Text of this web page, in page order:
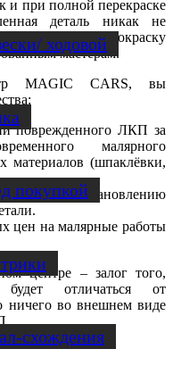
ходовой
покупкой
схождения
и при полной перекраске
деталь никак не
поручив покраску
мастерам.
MAGIC CARS, вы
поврежденного ЛКП за
малярного
материалов (шпаклёвки,
по восстановлению
цен на малярные работы
центре – залог того,
отличаться от
ничего во внешнем виде